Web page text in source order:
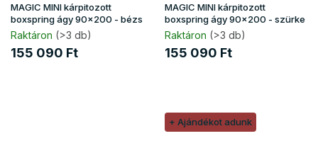
MAGIC MINI kárpitozott
boxspring ágy 90x200 - bézs
Raktáron (>3 db)
155 090 Ft
MAGIC MINI kárpitozott
boxspring ágy 90x200 - szürke
Raktáron (>3 db)
155 090 Ft
+ Ajándékot adunk